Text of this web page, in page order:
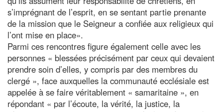
s’imprégnant de l’esprit, en se sentant partie prenante
de la mission que le Seigneur a confiée aux religieux qui
l’ont mise en place».
Parmi ces rencontres figure également celle avec les
personnes « blessées précisément par ceux qui devaient
prendre soin d’elles, y compris par des membres du
clergé », face auxquelles la communauté ecclésiale est
appelée à se faire véritablement « samaritaine », en
répondant « par l’écoute, la vérité, la justice, la